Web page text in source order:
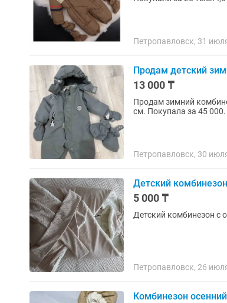
Петропавловск, 31
Продам детский
13 000 ₸
Продам зимний
см. Покупала за 45 000.
Петропавловск, 30
Детский
5 000 ₸
Детский комбинезон с
Петропавловск, 26
Комбинезон осенний